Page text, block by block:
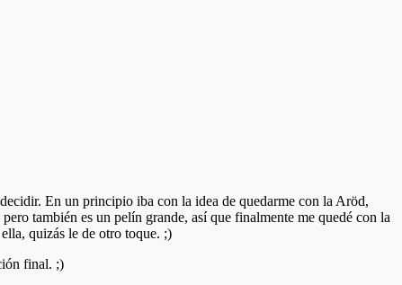
En un principio iba con la idea de quedarme con la Aröd,
también es un pelín grande, así que finalmente me quedé con la
quizás le de otro toque. ;)
final. ;)